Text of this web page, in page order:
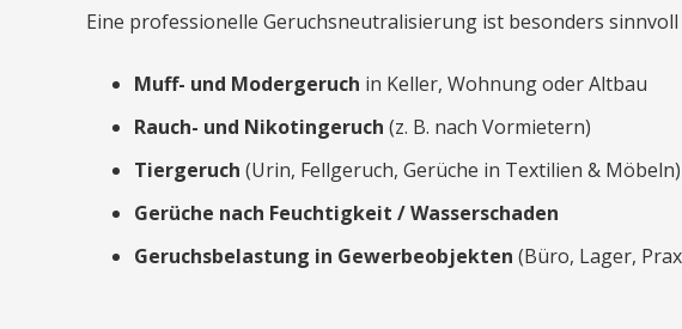
Eine professionelle Geruchsneutralisierung ist besonders sinnvoll
Muff- und Modergeruch in Keller, Wohnung oder Altbau
Rauch- und Nikotingeruch (z. B. nach Vormietern)
Tiergeruch (Urin, Fellgeruch, Gerüche in Textilien & Möbeln)
Gerüche nach Feuchtigkeit / Wasserschaden
Geruchsbelastung in Gewerbeobjekten (Büro, Lager,